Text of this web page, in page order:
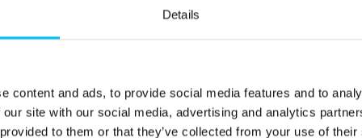
Details
content and ads, to provide social media features and to
site with our social media, advertising and analytics
to them or that they’ve collected from your use of
bestellt werden.
übrigen Terrassen sind Gemeinschaftsbereiche und
Rasenfläche / Sportplatz mit Möglichkeiten für